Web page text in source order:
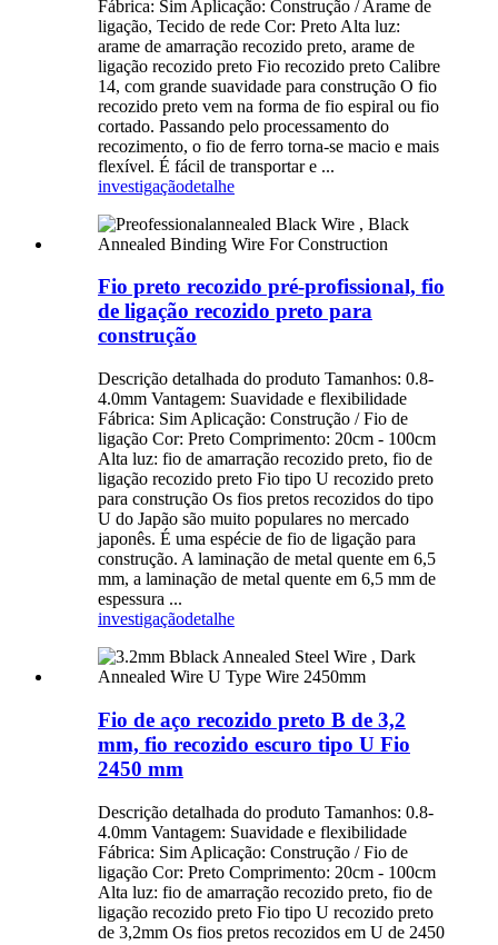
Fábrica: Sim Aplicação: Construção / Arame de
ligação, Tecido de rede Cor: Preto Alta luz:
arame de amarração recozido preto, arame de
ligação recozido preto Fio recozido preto Calibre
14, com grande suavidade para construção O fio
recozido preto vem na forma de fio espiral ou fio
cortado. Passando pelo processamento do
recozimento, o fio de ferro torna-se macio e mais
flexível. É fácil de transportar e ...
investigaçãodetalhe
Fio preto recozido pré-profissional, fio
de ligação recozido preto para
construção
Descrição detalhada do produto Tamanhos: 0.8-
4.0mm Vantagem: Suavidade e flexibilidade
Fábrica: Sim Aplicação: Construção / Fio de
ligação Cor: Preto Comprimento: 20cm - 100cm
Alta luz: fio de amarração recozido preto, fio de
ligação recozido preto Fio tipo U recozido preto
para construção Os fios pretos recozidos do tipo
U do Japão são muito populares no mercado
japonês. É uma espécie de fio de ligação para
construção. A laminação de metal quente em 6,5
mm, a laminação de metal quente em 6,5 mm de
espessura ...
investigaçãodetalhe
Fio de aço recozido preto B de 3,2
mm, fio recozido escuro tipo U Fio
2450 mm
Descrição detalhada do produto Tamanhos: 0.8-
4.0mm Vantagem: Suavidade e flexibilidade
Fábrica: Sim Aplicação: Construção / Fio de
ligação Cor: Preto Comprimento: 20cm - 100cm
Alta luz: fio de amarração recozido preto, fio de
ligação recozido preto Fio tipo U recozido preto
de 3,2mm Os fios pretos recozidos em U de 2450